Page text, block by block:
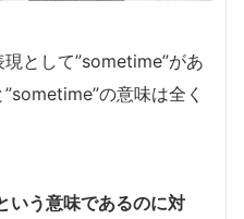
として”sometime”があ
の意味は全く
いう意味であるのに対